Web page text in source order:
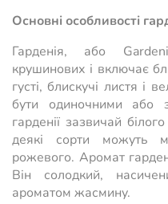
Основні особливості
Гарденія, або
крушинових і включає
густі, блискучі листя і
бути одиночними або
гарденії зазвичай
деякі сорти можуть
рожевого. Аромат
Він солодкий,
ароматом жасмину.